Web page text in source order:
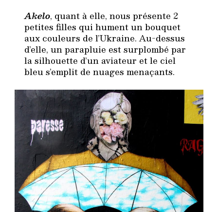
Akelo, quant à elle, nous présente 2
petites filles qui hument un bouquet
aux couleurs de l’Ukraine. Au-dessus
d’elle, un parapluie est surplombé par
la silhouette d’un aviateur et le ciel
bleu s’emplit de nuages menaçants.